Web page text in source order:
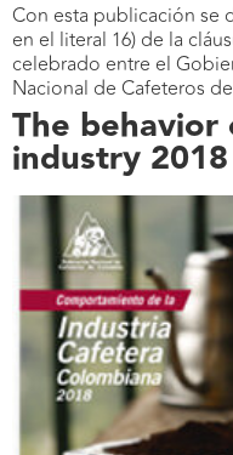
Con esta publicación se
en el literal 16) de la
celebrado entre el
Nacional de Cafeteros
The
industry 2018